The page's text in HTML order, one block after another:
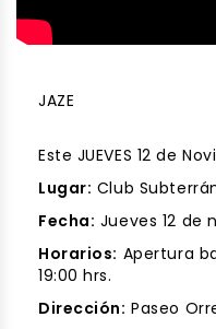
JAZE
Este JUEVES 12 de
Lugar: Club
Fecha: Jueves 12 de
Horarios: Apertura
19:00 hrs.
Dirección: Paseo